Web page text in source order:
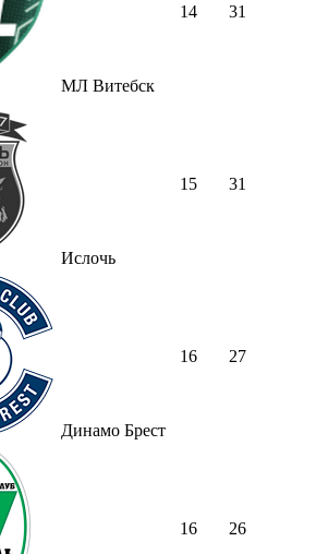
МЛ Витебск
14 31
Ислочь
15 31
Динамо Брест
16 27
16 26